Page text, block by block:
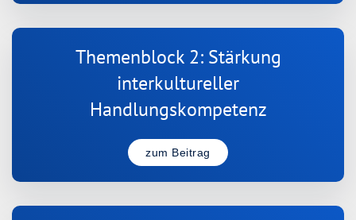
Themenblock 2: Stärkung
interkultureller
Handlungskompetenz
zum Beitrag